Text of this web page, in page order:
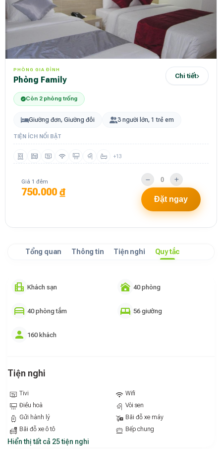
PHÒNG GIA ĐÌNH
Phòng Family Chi tiết
Còn 2 phòng trống
Giường đơn, Giường đôi 3 người lớn, 1 trẻ em
TIỆN ÍCH NỔI BẬT
+13
Giá 1 đêm
750.000 ₫
Đặt ngay
Tổng quan Thông tin Tiện nghi Quy tắc
Khách sạn 40 phòng
40 phòng tắm 56 giường
160 khách
Tiện nghi
Tivi
Wifi
Điều hoà
Vòi sen
Gửi hành lý
Bãi đỗ xe máy
Bãi đỗ xe ô tô
Bếp chung
Hiển thị tất cả 25 tiện nghi